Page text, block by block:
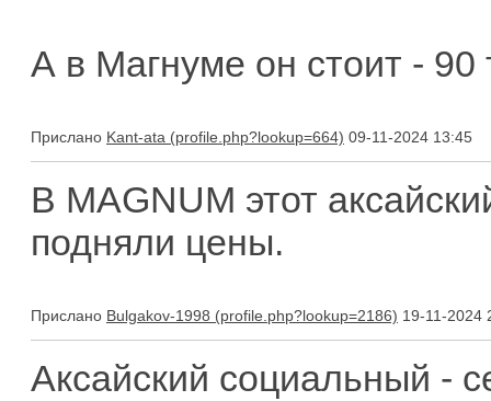
А в Магнуме он стоит - 90
Прислано Kant-ata 09-11-2024 13:45
В MAGNUM этот
подняли цены.
Прислано Bulgakov-1998 19-11-2024
Аксайский социальный -